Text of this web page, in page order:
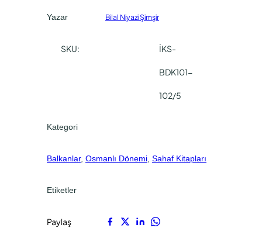
Yazar Bilal Niyazi Şimşir
SKU: İKS-
BDK101-
102/5
Kategori
Balkanlar, Osmanlı Dönemi Sahaf Kitapları
Etiketler
Paylaş